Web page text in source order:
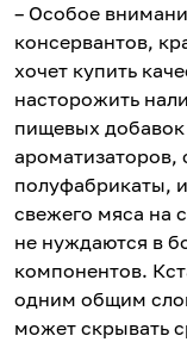
– Особое
консервантов,
хочет купить
насторожить
пищевых добавок
ароматизаторов,
полуфабрикаты,
свежего мяса на
не нуждаются в
компонентов.
одним общим
может скрывать